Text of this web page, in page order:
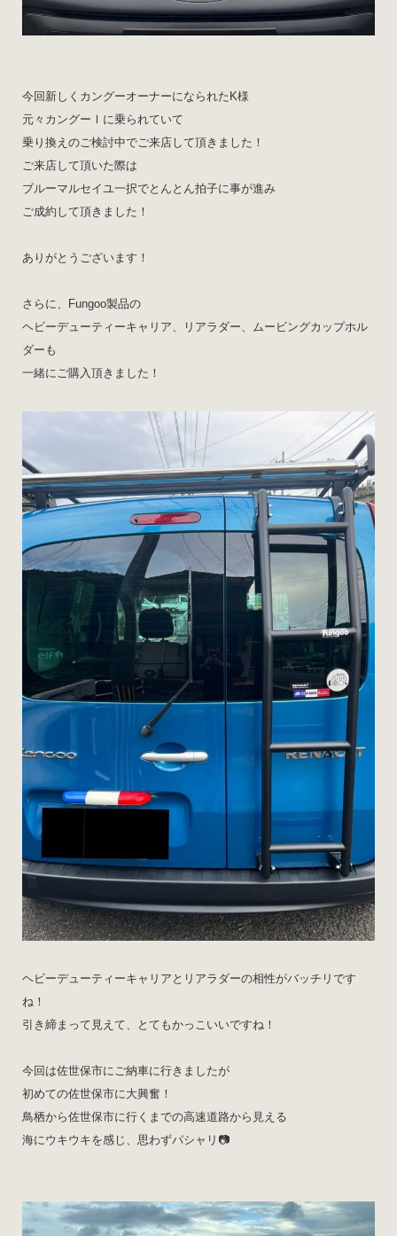
今回新しくカングーオーナーになられたK様
元々カングーⅠに乗られていて
乗り換えのご検討中でご来店して頂きました！
ご来店して頂いた際は
ブルーマルセイユ一択でとんとん拍子に事が進み
ご成約して頂きました！
ありがとうございます！
さらに、Fungoo製品の
ヘビーデューティーキャリア、リアラダー、ムービングカップホル
ダーも
一緒にご購入頂きました！
ヘビーデューティーキャリアとリアラダーの相性がバッチリです
ね！
引き締まって見えて、とてもかっこいいですね！
今回は佐世保市にご納車に行きましたが
初めての佐世保市に大興奮！
鳥栖から佐世保市に行くまでの高速道路から見える
海にウキウキを感じ、思わずパシャリ📷